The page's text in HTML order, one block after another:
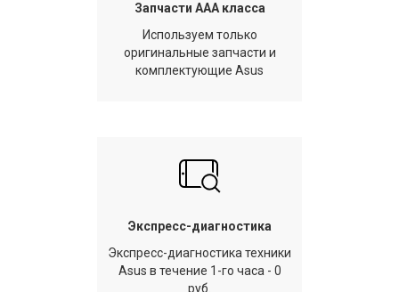
Запчасти AAA класса
Используем только
оригинальные запчасти и
комплектующие Asus
Экспресс-диагностика
Экспресс-диагностика техники
Asus в течение 1-го часа - 0
руб.